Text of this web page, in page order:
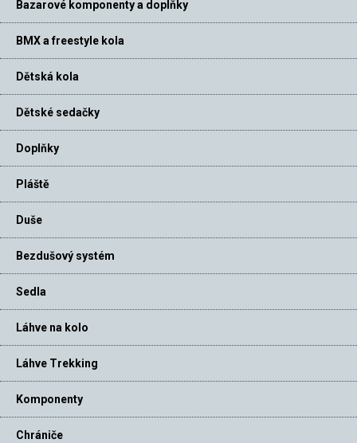
Bazarové komponenty a doplňky
BMX a freestyle kola
Dětská kola
Dětské sedačky
Doplňky
Pláště
Duše
Bezdušový systém
Sedla
Láhve na kolo
Láhve Trekking
Komponenty
Chrániče